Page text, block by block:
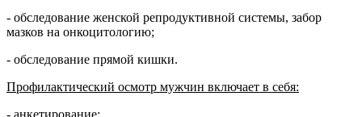
- обследование женской репродуктивной системы, забор
мазков на онкоцитологию;
- обследование прямой кишки.
Профилактический осмотр мужчин включает в себя:
- анкетирование;